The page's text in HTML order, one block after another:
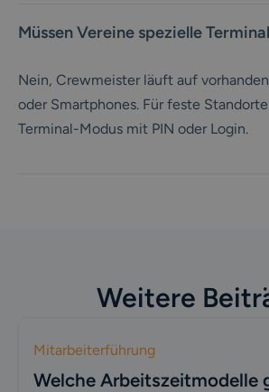
Müssen Vereine spezielle
Nein, Crewmeister läuft auf
oder Smartphones. Für feste
Terminal-Modus mit PIN oder Login.
Weitere
Mitarbeiterführung
Welche Arbeitszeitmodelle